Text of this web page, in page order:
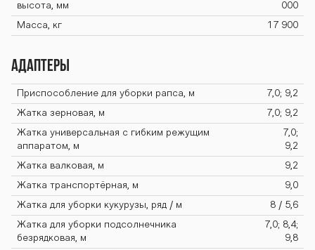
высота, мм
000
Масса, кг 17 900
Адаптеры
Приспособление для уборки рапса, м 7,0; 9,2
Жатка зерновая, м 7,0; 9,2
Жатка универсальная с гибким режущим
аппаратом, м
7,0;
9,2
Жатка валковая, м 9,2
Жатка транспортёрная, м 9,0
Жатка для уборки кукурузы, ряд / м 8 / 5,6
Жатка для уборки подсолнечника
безрядковая, м
7,0; 8,4;
9,8